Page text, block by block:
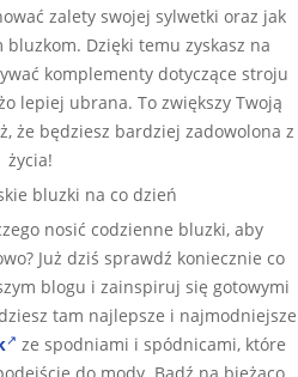
zalety swojej sylwetki oraz jak
Dzięki temu zyskasz na
komplementy dotyczące stroju
lepiej ubrana. To zwiększy Twoją
że będziesz bardziej zadowolona z
życia!
bluzki na co dzień
nosić codzienne bluzki, aby
Już dziś sprawdź koniecznie co
blogu i zainspiruj się gotowymi
tam najlepsze i najmodniejsze
ze spodniami i spódnicami, które